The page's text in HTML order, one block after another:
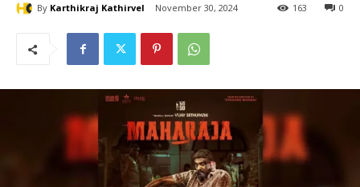
By Karthikraj Kathirvel November 30, 2024 0
163